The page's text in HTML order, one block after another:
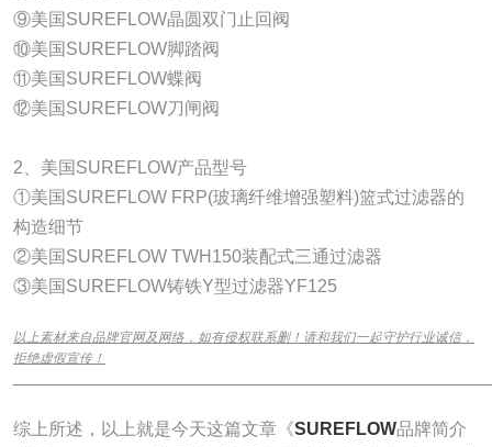
⑨美国SUREFLOW晶圆双门止回阀
⑩美国SUREFLOW脚踏阀
⑪美国SUREFLOW蝶阀
⑫美国SUREFLOW刀闸阀
2、美国SUREFLOW产品型号
①美国SUREFLOW FRP(玻璃纤维增强塑料)篮式过滤器的
构造细节
②美国SUREFLOW TWH150装配式三通过滤器
③美国SUREFLOW铸铁Y型过滤器YF125
以上素材来自品牌官网及网络，如有侵权联系删！请和我们一起守护行业诚信，
拒绝虚假宣传！
综上所述，以上就是今天这篇文章《SUREFLOW品牌简介